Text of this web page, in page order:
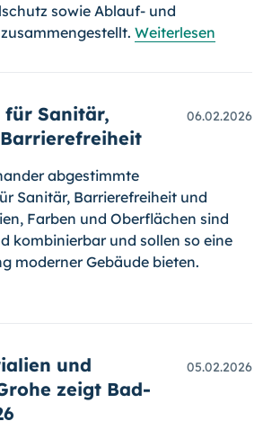
sowie Ablauf- und
Weiterlesen
für Sanitär,
06.02.2026
abgestimmte
Sanitär, Barrierefreiheit und
Farben und Oberflächen sind
kombinierbar und sollen so eine
moderner Gebäude bieten.
und
zeigt Bad-
05.02.2026